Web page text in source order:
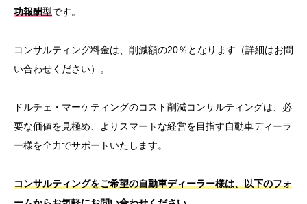
功報酬型です。
コンサルティング料金は、削減額の20％となります（詳細はお問
い合わせください）。
ドルチェ・マーケティングのコスト削減コンサルティングは、必
要な価値を見極め、よりスマートな経営を目指す自動車ディーラ
ー様を全力でサポートいたします。
コンサルティングをご希望の自動車ディーラー様は、以下のフォ